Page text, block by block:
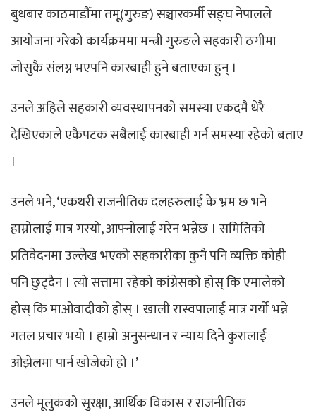
बुधबार काठमाडौँमा तमू(गुरुङ) सञ्चारकर्मी सङ्घ नेपालले
आयोजना गरेको कार्यक्रममा मन्त्री गुरुङले सहकारी ठगीमा
जोसुकै संलग्न भएपनि कारबाही हुने बताएका हुन् ।
उनले अहिले सहकारी व्यवस्थापनको समस्या एकदमै धेरै
देखिएकाले एकैपटक सबैलाई कारबाही गर्न समस्या रहेको बताए
।
उनले भने, ‘एकथरी राजनीतिक दलहरुलाई के भ्रम छ भने
हाम्रोलाई मात्र गरयो, आफ्नोलाई गरेन भन्नेछ । समितिको
प्रतिवेदनमा उल्लेख भएको सहकारीका कुनै पनि व्यक्ति कोही
पनि छुट्दैन । त्यो सत्तामा रहेको कांग्रेसको होस् कि एमालेको
होस् कि माओवादीको होस् । खाली रास्वपालाई मात्र गर्यो भन्ने
गतल प्रचार भयो । हाम्रो अनुसन्धान र न्याय दिने कुरालाई
ओझेलमा पार्न खोजेको हो ।’
उनले मूलुकको सुरक्षा, आर्थिक विकास र राजनीतिक